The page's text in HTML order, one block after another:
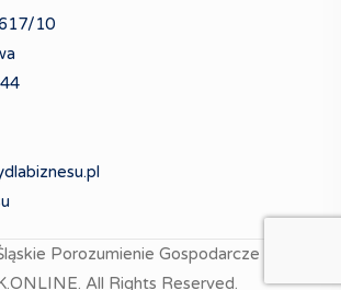
10
Porozumienie Gospodarcze
All Rights Reserved.